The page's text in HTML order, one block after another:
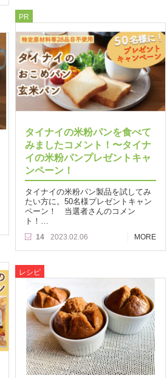
PR
タイナイの米粉パンを食べて
みましたコメント！〜タイナ
イの米粉パンプレゼントキャ
ンペーン！
タイナイの米粉パン製品を試してみ
たい方に。50名様プレゼントキャン
ペーン！ 当選者さんのコメン
ト！…
14 2023.02.06 MORE
レシピ